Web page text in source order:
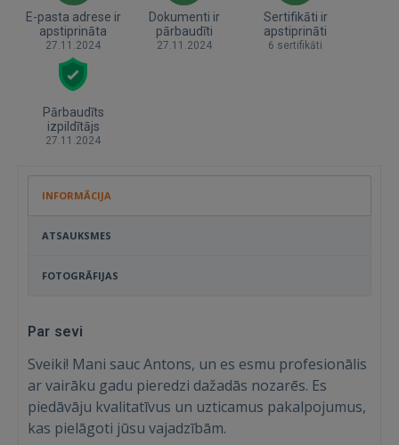
E-pasta adrese ir
apstiprināta
27.11.2024
Dokumenti ir
pārbaudīti
27.11.2024
Sertifikāti ir
apstiprināti
6 sertifikāti
Pārbaudīts
izpildītājs
27.11.2024
INFORMĀCIJA
ATSAUKSMES
FOTOGRĀFIJAS
Par sevi
Sveiki! Mani sauc Antons, un es esmu profesionālis
ar vairāku gadu pieredzi dažadās nozarēs. Es
piedāvāju kvalitatīvus un uzticamus pakalpojumus,
kas pielāgoti jūsu vajadzībām.